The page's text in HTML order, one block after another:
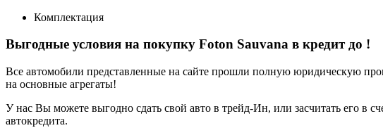
Комплектация
Выгодные условия на покупку Foton Sauvana в кредит до !
Все автомобили представленные на сайте прошли полную юридическую
на основные агрегаты!
У нас Вы можете выгодно сдать свой авто в трейд-Ин, или засчитать его в
автокредита.